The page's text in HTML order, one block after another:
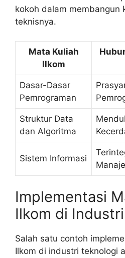
kokoh dalam membangun
teknisnya.
Mata Kuliah
Ilkom
Dasar-Dasar
Pemrograman
Struktur Data
dan Algoritma
Sistem Informasi
Implementasi
Ilkom di
Salah satu contoh
Ilkom di industri teknologi